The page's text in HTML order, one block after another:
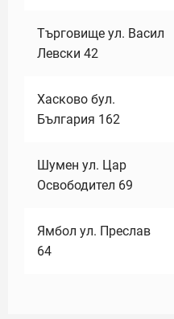
Търговище ул. Васил
Левски 42
Хасково бул.
България 162
Шумен ул. Цар
Освободител 69
Ямбол ул. Преслав
64